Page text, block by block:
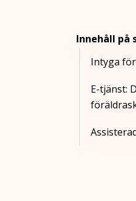
Innehåll på
Intyga
E-tjänst: